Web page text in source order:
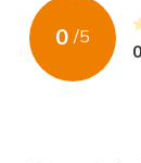
0 /5
0